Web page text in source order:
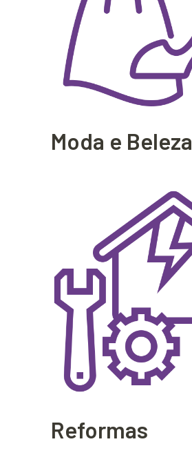
Moda e Beleza
Reformas